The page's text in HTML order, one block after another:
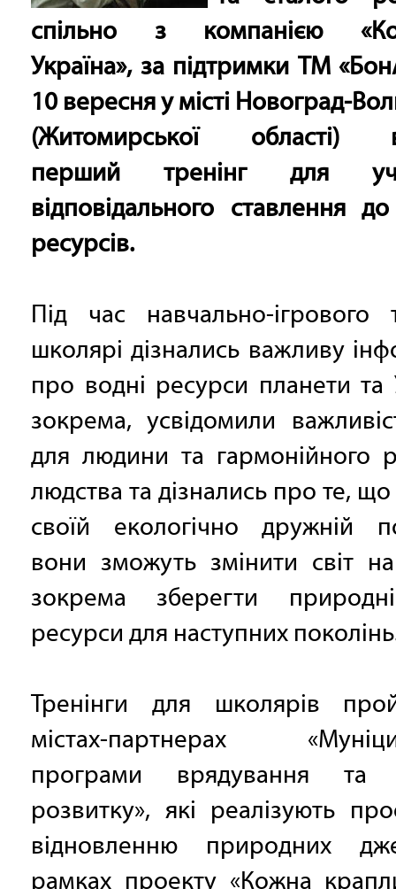
спільно з компанією
Україна», за підтримки ТМ
10 вересня у місті Новоград-
(Житомирської області)
перший тренінг для
відповідального ставлення
ресурсів.
Під час навчально-ігрового
школярі дізнались важливу
про водні ресурси планети та
зокрема, усвідомили
для людини та гармонійного
людства та дізнались про те,
своїй екологічно дружній
вони зможуть змінити світ
зокрема зберегти
ресурси для наступних
Тренінги для школярів
містах-партнерах
програми врядування та
розвитку», які реалізують
відновленню природних
рамках проекту «Кожна